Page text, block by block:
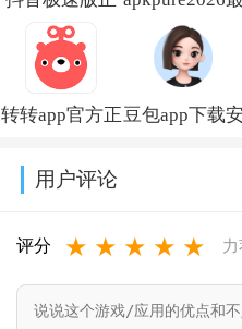
版官方下载红
包软件
v39.8.0_39809900
新版本
v3.20.7609
转转app官方正
v12.13.0
豆包app下载安
用户评论
评分 ★ ★ ★ ★ ★